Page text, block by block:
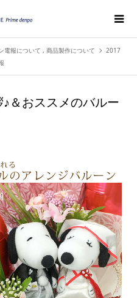
電報について , 商品製作について
2017
＆おススメのバルー